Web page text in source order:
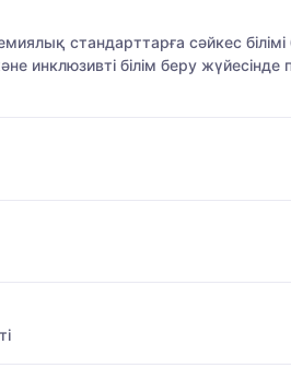
стандарттарға сәйкес
білім беру